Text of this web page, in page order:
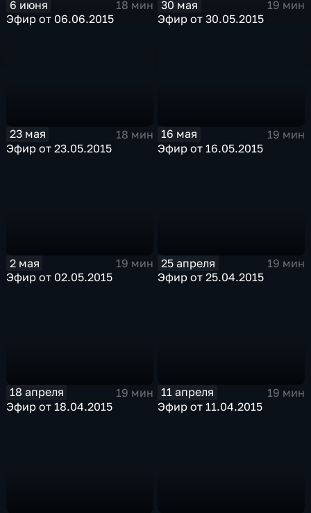
6 июня
18 мин
Эфир от 06.06.2015
30 мая
19 мин
Эфир от 30.05.2015
23 мая
18 мин
Эфир от 23.05.2015
16 мая
19 мин
Эфир от 16.05.2015
2 мая
19 мин
Эфир от 02.05.2015
25 апреля
19 мин
Эфир от 25.04.2015
18 апреля
19 мин
Эфир от 18.04.2015
11 апреля
19 мин
Эфир от 11.04.2015